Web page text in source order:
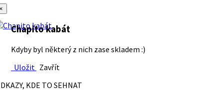
Chapito kabát
Kdyby byl některý z nich zase skladem :)
Uložit Zavřít
KDE TO SEHNAT